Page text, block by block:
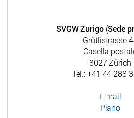
SVGW Zurigo (Sede
Grütlistrasse
Casella
8027 Zürich
Tel.: +41 44 288
E-mail
Piano